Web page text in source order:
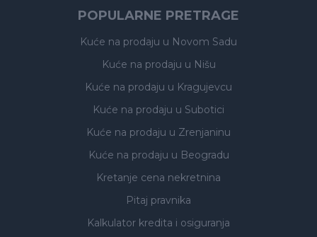
POPULARNE PRETRAGE
Kuće na prodaju u Novom Sadu
Kuće na prodaju u Nišu
Kuće na prodaju u Kragujevcu
Kuće na prodaju u Subotici
Kuće na prodaju u Zrenjaninu
Kuće na prodaju u Beogradu
Kretanje cena nekretnina
Pitaj pravnika
Kalkulator kredita i osiguranja